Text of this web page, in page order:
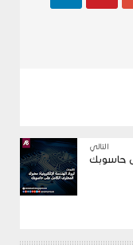
التالي